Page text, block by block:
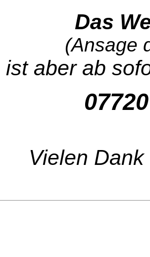
Das
(Ansage
ist aber ab
Vielen